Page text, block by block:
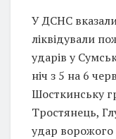
У ДСНС
ліквідували
ударів у
ніч з 5 на 6
Шосткинську
Тростянець,
удар